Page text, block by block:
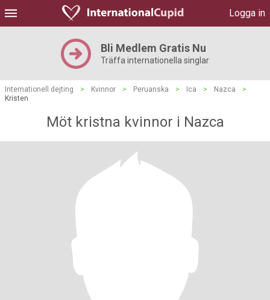
Logga in
Bli Medlem Gratis Nu
Träffa internationella singlar
Internationell dejting > Kvinnor > Peruanska > Ica > Nazca
>
Kristen
Möt kristna kvinnor i Nazca